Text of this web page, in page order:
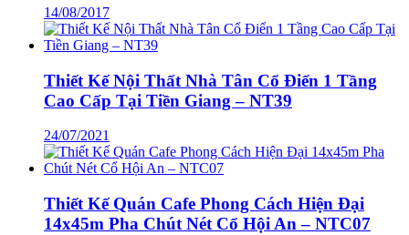
14/08/2017
Thiết Kế Nội Thất Nhà Tân Cổ Điển 1 Tầng
Cao Cấp Tại Tiền Giang – NT39
24/07/2021
Thiết Kế Quán Cafe Phong Cách Hiện Đại
14x45m Pha Chút Nét Cổ Hội An – NTC07